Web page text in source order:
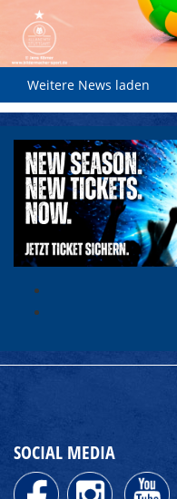
Weitere News laden
SOCIAL MEDIA